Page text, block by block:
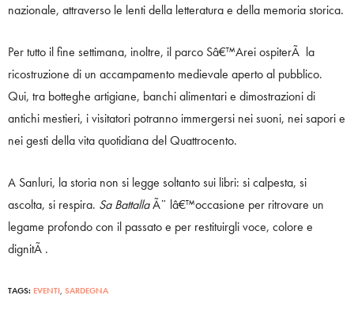
nazionale, attraverso le lenti della letteratura e della memoria storica.
Per tutto il fine settimana, inoltre, il parco Sâ€™Arei ospiterÃ la
ricostruzione di un accampamento medievale aperto al pubblico.
Qui, tra botteghe artigiane, banchi alimentari e dimostrazioni di
antichi mestieri, i visitatori potranno immergersi nei suoni, nei sapori e
nei gesti della vita quotidiana del Quattrocento.
A Sanluri, la storia non si legge soltanto sui libri: si calpesta, si
ascolta, si respira. Sa BattallaÃ¨ lâ€™occasione per ritrovare un
legame profondo con il passato e per restituirgli voce, colore e
dignitÃ .
TAGS: EVENTI SARDEGNA